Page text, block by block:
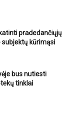
pradedančiųjų
subjektų kūrimąsi
bus nutiesti
tinklai